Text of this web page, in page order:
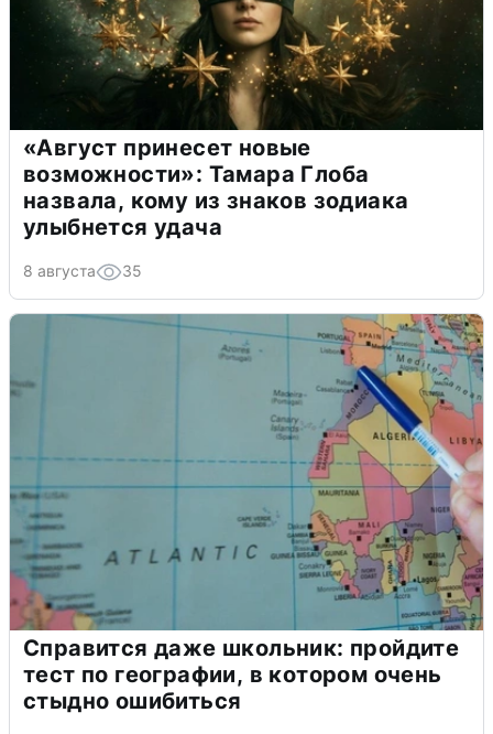
«Август принесет новые
возможности»: Тамара Глоба
назвала, кому из знаков зодиака
улыбнется удача
8 августа 35
Справится даже школьник: пройдите
тест по географии, в котором очень
стыдно ошибиться